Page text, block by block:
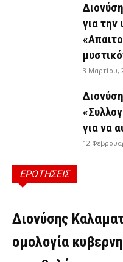
για
3 Μαρτίου,
για να
12
ΕΡΩΤΗΣΕΙΣ
ΕΡΩΤΉΣΕΙΣ
Διονύσης
ομολογία